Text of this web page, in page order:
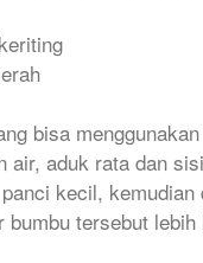
bisa
air, aduk rata dan
kecil,
bumbu tersebut